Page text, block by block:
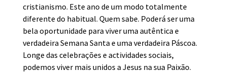
cristianismo. Este ano de um modo totalmente
diferente do habitual. Quem sabe. Poderá ser uma
bela oportunidade para viver uma autêntica e
verdadeira Semana Santa e uma verdadeira Páscoa.
Longe das celebrações e actividades sociais,
podemos viver mais unidos a Jesus na sua Paixão.